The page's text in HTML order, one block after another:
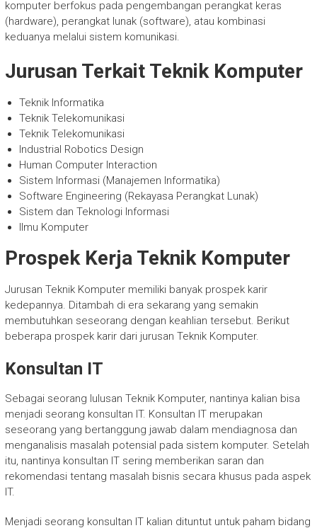
komputer berfokus pada pengembangan perangkat keras
(hardware), perangkat lunak (software), atau kombinasi
keduanya melalui sistem komunikasi.
Jurusan Terkait Teknik Komputer
Teknik Informatika
Teknik Telekomunikasi
Teknik Telekomunikasi
Industrial Robotics Design
Human Computer Interaction
Sistem Informasi (Manajemen Informatika)
Software Engineering (Rekayasa Perangkat Lunak)
Sistem dan Teknologi Informasi
Ilmu Komputer
Prospek Kerja Teknik Komputer
Jurusan Teknik Komputer memiliki banyak prospek karir
kedepannya. Ditambah di era sekarang yang semakin
membutuhkan seseorang dengan keahlian tersebut. Berikut
beberapa prospek karir dari jurusan Teknik Komputer.
Konsultan IT
Sebagai seorang lulusan Teknik Komputer, nantinya kalian bisa
menjadi seorang konsultan IT. Konsultan IT merupakan
seseorang yang bertanggung jawab dalam mendiagnosa dan
menganalisis masalah potensial pada sistem komputer. Setelah
itu, nantinya konsultan IT sering memberikan saran dan
rekomendasi tentang masalah bisnis secara khusus pada aspek
IT.
Menjadi seorang konsultan IT kalian dituntut untuk paham bidang